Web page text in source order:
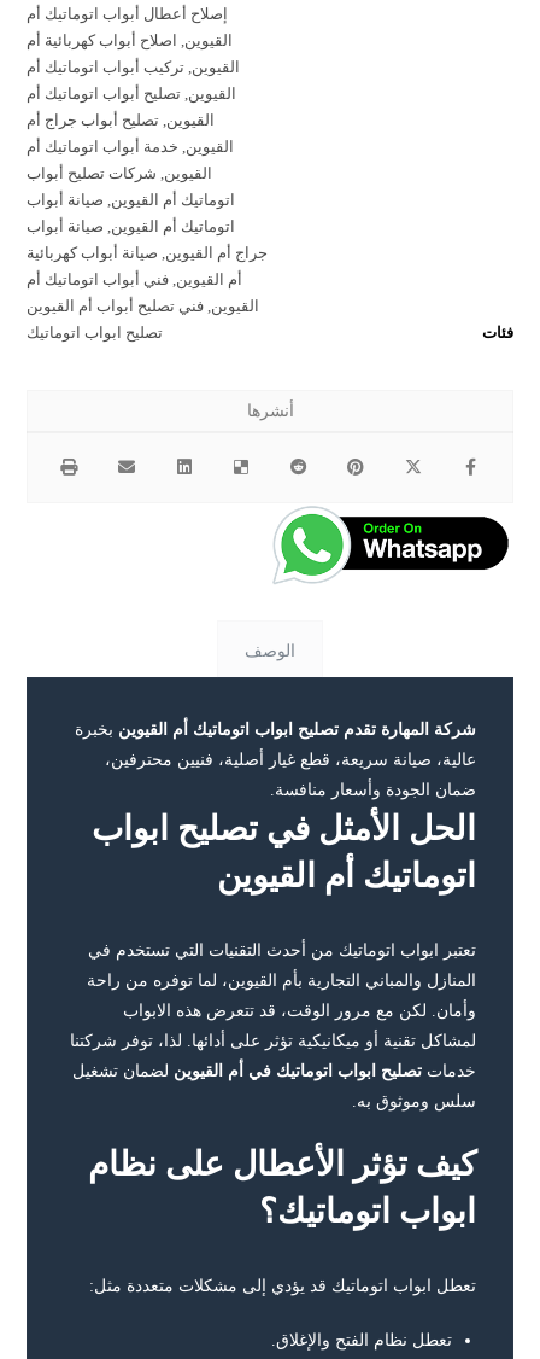
إصلاح أعطال أبواب اتوماتيك أم
القيوين,
اصلاح أبواب كهربائية أم
القيوين, تركيب أبواب اتوماتيك أم
القيوين, تصليح أبواب اتوماتيك أم
القيوين, تصليح أبواب جراج أم
القيوين, خدمة أبواب اتوماتيك أم
القيوين, شركات تصليح أبواب
اتوماتيك أم القيوين, صيانة أبواب
اتوماتيك أم القيوين, صيانة أبواب
جراج أم القيوين, صيانة أبواب كهربائية
أم القيوين, فني أبواب اتوماتيك أم
القيوين, فني تصليح أبواب أم القيوين
فئات
تصليح ابواب اتوماتيك
الوصف
شركة المهارة تقدم تصليح ابواب اتوماتيك أم القيوين بخبرة
عالية، صيانة سريعة، قطع غيار أصلية، فنيين محترفين،
ضمان الجودة وأسعار منافسة.
الحل الأمثل في تصليح ابواب
اتوماتيك أم القيوين
تعتبر ابواب اتوماتيك من أحدث التقنيات التي تستخدم في
المنازل والمباني التجارية بأم القيوين، لما توفره من راحة
وأمان. لكن مع مرور الوقت، قد تتعرض هذه الابواب
لمشاكل تقنية أو ميكانيكية تؤثر على أدائها. لذا، توفر شركتنا
خدماتتصليح ابواب اتوماتيك في أم القيوين لضمان تشغيل
سلس وموثوق به.
كيف تؤثر الأعطال على نظام
ابواب اتوماتيك؟
تعطل ابواب اتوماتيك قد يؤدي إلى مشكلات متعددة مثل:
تعطل نظام الفتح والإغلاق.